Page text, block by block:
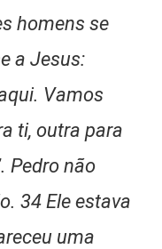
homens se
a Jesus:
Vamos
ti, outra para
Pedro não
34 Ele estava
uma